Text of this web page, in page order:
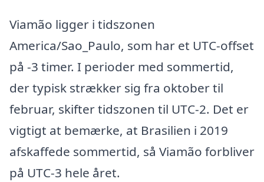
Viamão ligger i tidszonen
America/Sao_Paulo, som har et UTC-offset
på -3 timer. I perioder med sommertid,
der typisk strækker sig fra oktober til
februar, skifter tidszonen til UTC-2. Det er
vigtigt at bemærke, at Brasilien i 2019
afskaffede sommertid, så Viamão forbliver
på UTC-3 hele året.